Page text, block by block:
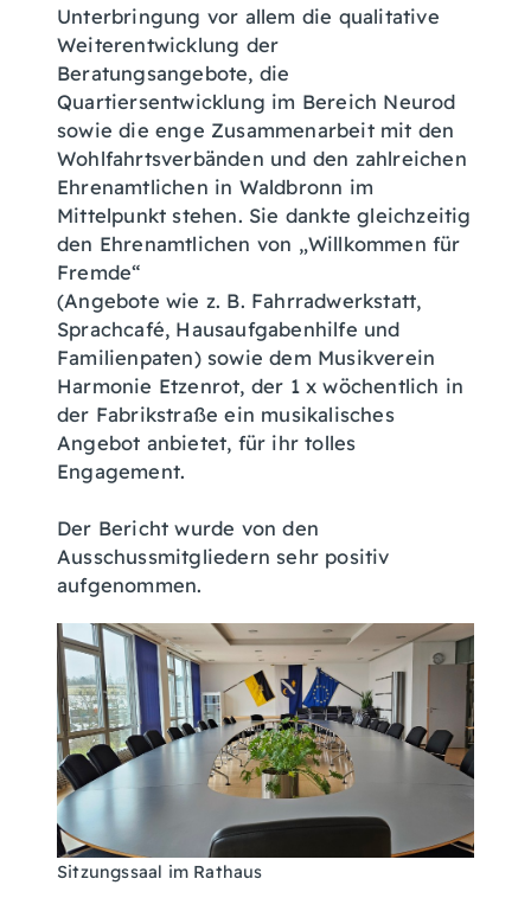
Unterbringung vor allem die qualitative
Weiterentwicklung der
Beratungsangebote, die
Quartiersentwicklung im Bereich Neurod
sowie die enge Zusammenarbeit mit den
Wohlfahrtsverbänden und den zahlreichen
Ehrenamtlichen in Waldbronn im
Mittelpunkt stehen. Sie dankte gleichzeitig
den Ehrenamtlichen von „Willkommen für
Fremde“
(Angebote wie z. B. Fahrradwerkstatt,
Sprachcafé, Hausaufgabenhilfe und
Familienpaten) sowie dem Musikverein
Harmonie Etzenrot, der 1 x wöchentlich in
der Fabrikstraße ein musikalisches
Angebot anbietet, für ihr tolles
Engagement.
Der Bericht wurde von den
Ausschussmitgliedern sehr positiv
aufgenommen.
Sitzungssaal im Rathaus